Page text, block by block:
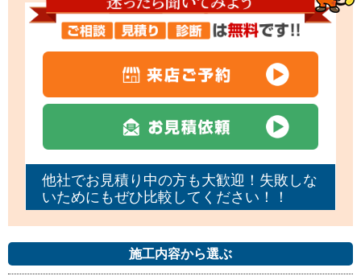
他社でお見積り中の方も大歓迎！失敗しな
いためにもぜひ比較してください！！
施工内容から選ぶ